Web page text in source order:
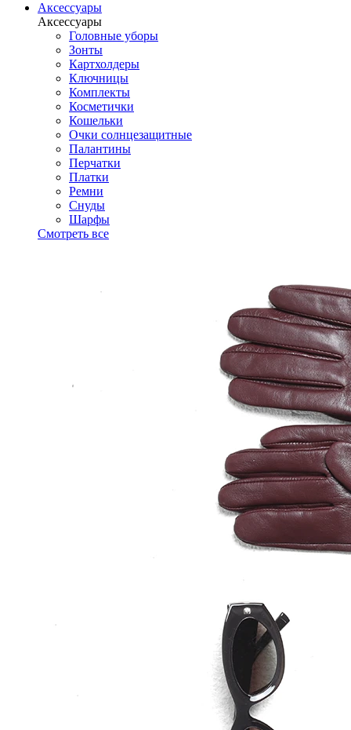
Аксессуары
Аксессуары
Головные уборы
Зонты
Картхолдеры
Ключницы
Комплекты
Косметички
Кошельки
Очки солнцезащитные
Палантины
Перчатки
Платки
Ремни
Снуды
Шарфы
Смотреть все